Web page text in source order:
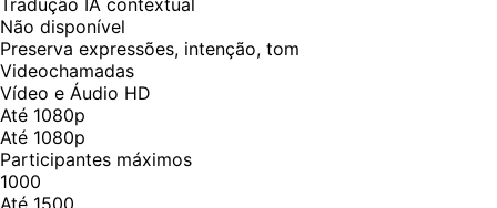
Tradução IA contextual
Não disponível
Preserva expressões, intenção, tom
Videochamadas
Vídeo e Áudio HD
Até 1080p
Até 1080p
Participantes máximos
1000